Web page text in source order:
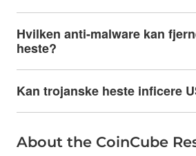
Hvilken anti-malware kan
heste?
Kan trojanske heste inficere
About the CoinCube